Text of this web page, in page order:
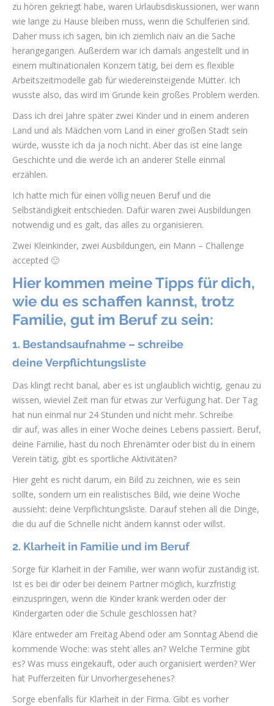
zu hören gekriegt habe, waren Urlaubsdiskussionen, wer wann
wie lange zu Hause bleiben muss, wenn die Schulferien sind.
Daher muss ich sagen, bin ich ziemlich naiv an die Sache
herangegangen. Außerdem war ich damals angestellt und in
einem multinationalen Konzern tätig, bei dem es flexible
Arbeitszeitmodelle gab für wiedereinsteigende Mütter. Ich
wusste also, das wird im Grunde kein großes Problem werden.
Dass ich drei Jahre später zwei Kinder und in einem anderen
Land und als Mädchen vom Land in einer großen Stadt sein
würde, wusste ich da ja noch nicht. Aber das ist eine lange
Geschichte und die werde ich an anderer Stelle einmal
erzählen.
Ich hatte mich für einen völlig neuen Beruf und die
Selbständigkeit entschieden. Dafür waren zwei Ausbildungen
notwendig und es galt, das alles zu organisieren.
Zwei Kleinkinder, zwei Ausbildungen, ein Mann – Challenge
accepted 🙂
Hier kommen meine Tipps für dich,
wie du es schaffen kannst, trotz
Familie, gut im Beruf zu sein:
1. Bestandsaufnahme – schreibe
deine Verpflichtungsliste
Das klingt recht banal, aber es ist unglaublich wichtig, genau zu
wissen, wieviel Zeit man für etwas zur Verfügung hat. Der Tag
hat nun einmal nur 24 Stunden und nicht mehr. Schreibe
dir auf, was alles in einer Woche deines Lebens passiert. Beruf,
deine Familie, hast du noch Ehrenämter oder bist du in einem
Verein tätig, gibt es sportliche Aktivitäten?
Hier geht es nicht darum, ein Bild zu zeichnen, wie es sein
sollte, sondern um ein realistisches Bild, wie deine Woche
aussieht: deine Verpflichtungsliste. Darauf stehen all die Dinge,
die du auf die Schnelle nicht ändern kannst oder willst.
2. Klarheit in Familie und im Beruf
Sorge für Klarheit in der Familie, wer wann wofür zuständig ist.
Ist es bei dir oder bei deinem Partner möglich, kurzfristig
einzuspringen, wenn die Kinder krank werden oder der
Kindergarten oder die Schule geschlossen hat?
Kläre entweder am Freitag Abend oder am Sonntag Abend die
kommende Woche: was steht alles an? Welche Termine gibt
es? Was muss eingekauft, oder auch organisiert werden? Wer
hat Pufferzeiten für Unvorhergesehenes?
Sorge ebenfalls für Klarheit in der Firma. Gibt es vorher